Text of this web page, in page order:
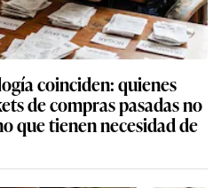
coinciden: quienes
de compras pasadas no
que tienen necesidad de